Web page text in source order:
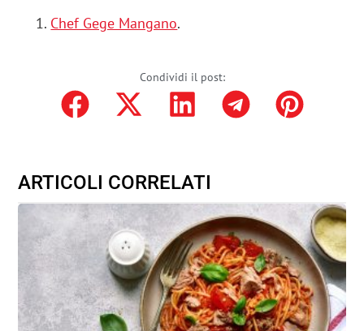
Chef Gege Mangano.
Condividi il post:
ARTICOLI CORRELATI